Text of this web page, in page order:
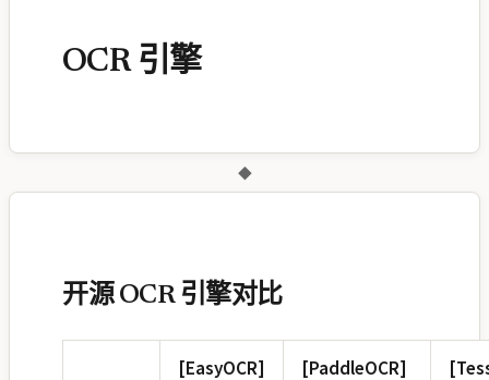
OCR 引擎
◆
开源 OCR 引擎对比
[EasyOCR]
[PaddleOCR]